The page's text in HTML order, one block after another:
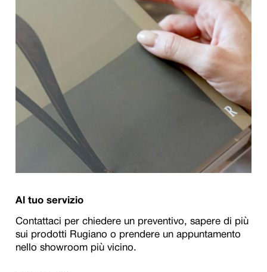
Al tuo servizio
Contattaci per chiedere un preventivo, sapere di più
sui prodotti Rugiano o prendere un appuntamento
nello showroom più vicino.